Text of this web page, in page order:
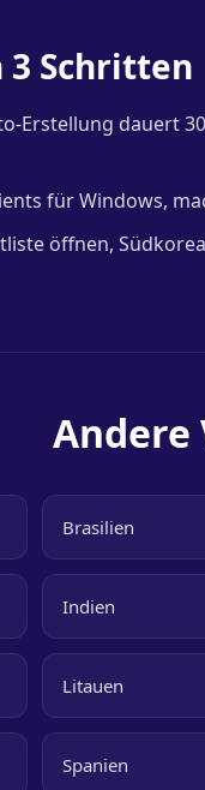
Schritten
Erstellung dauert
für Windows,
öffnen,
Andere
Brasilien
Indien
Litauen
Spanien